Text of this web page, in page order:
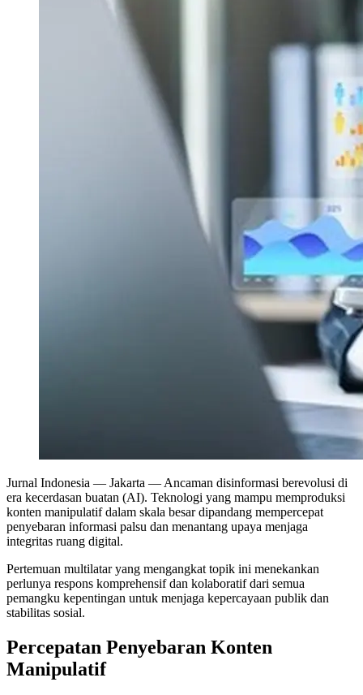
Jurnal Indonesia — Jakarta — Ancaman disinformasi berevolusi di
era kecerdasan buatan (AI). Teknologi yang mampu memproduksi
konten manipulatif dalam skala besar dipandang mempercepat
penyebaran informasi palsu dan menantang upaya menjaga
integritas ruang digital.
Pertemuan multilatar yang mengangkat topik ini menekankan
perlunya respons komprehensif dan kolaboratif dari semua
pemangku kepentingan untuk menjaga kepercayaan publik dan
stabilitas sosial.
Percepatan Penyebaran Konten
Manipulatif